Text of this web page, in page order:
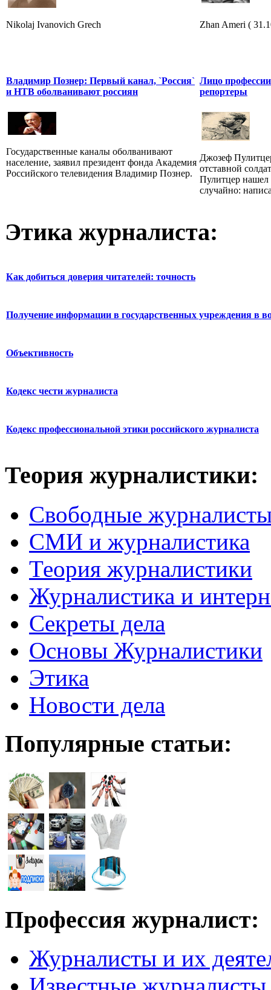
Nikolaj Ivanovich Grech Zhan Ameri (
Владимир Познер: Первый канал, `Россия`
и НТВ оболванивают россиян
Государственные каналы оболванивают
население, заявил президент фонда Академия
Российского телевидения Владимир Познер.
Лицо
репортеры
Джозеф
отставной
Пулитцер нашел
случайно:
Этика журналиста:
Как добиться доверия читателей: точность
Получение информации в государственных учреждения в
Объективность
Кодекс чести журналиста
Кодекс профессиональной этики российского журналиста
Теория журналистики:
Свободные
СМИ и журналистика
Теория журналистики
Журналистика и
Секреты дела
Основы Журналистики
Этика
Новости дела
Популярные статьи:
Профессия журналист:
Журналисты и их